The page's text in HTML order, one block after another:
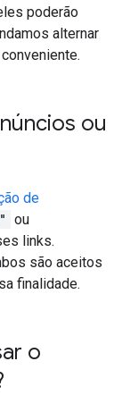
poderão
alternar
ou
de
ou
links.
são aceitos
finalidade.
o